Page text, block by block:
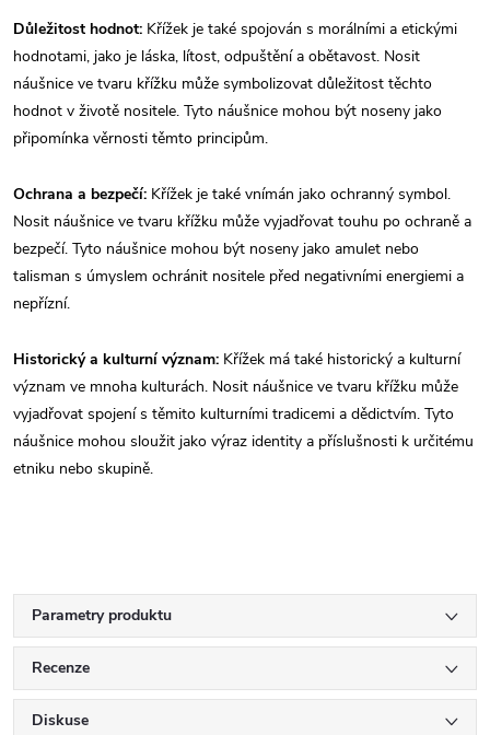
Důležitost hodnot: Křížek je také spojován s morálními a etickými
hodnotami, jako je láska, lítost, odpuštění a obětavost. Nosit
náušnice ve tvaru křížku může symbolizovat důležitost těchto
hodnot v životě nositele. Tyto náušnice mohou být noseny jako
připomínka věrnosti těmto principům.
Ochrana a bezpečí: Křížek je také vnímán jako ochranný symbol.
Nosit náušnice ve tvaru křížku může vyjadřovat touhu po ochraně a
bezpečí. Tyto náušnice mohou být noseny jako amulet nebo
talisman s úmyslem ochránit nositele před negativními energiemi a
nepřízní.
Historický a kulturní význam: Křížek má také historický a kulturní
význam ve mnoha kulturách. Nosit náušnice ve tvaru křížku může
vyjadřovat spojení s těmito kulturními tradicemi a dědictvím. Tyto
náušnice mohou sloužit jako výraz identity a příslušnosti k určitému
etniku nebo skupině.
Parametry produktu
Recenze
Diskuse